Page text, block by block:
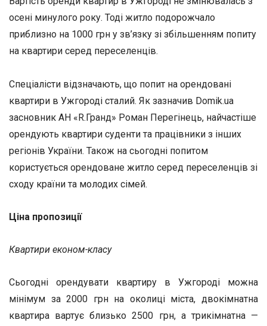
осені минулого року. Тоді житло подорожчало
приблизно на 1000 грн у зв’язку зі збільшенням попиту
на квартири серед переселенців.
Спеціалісти відзначають, що попит на орендовані
квартири в Ужгороді сталий. Як зазначив Domik.ua
засновник АН «R.Гранд» Роман Перегінець, найчастіше
орендують квартири суденти та працівники з інших
регіонів України. Також на сьогодні попитом
користується орендоване житло серед переселенців зі
сходу країни та молодих сімей.
Ціна пропозиції
Квартири економ-класу
Сьогодні орендувати квартиру в Ужгороді можна
мінімум за 2000 грн на околиці міста, двокімнатна
квартира вартує близько 2500 грн, а трикімнатна —